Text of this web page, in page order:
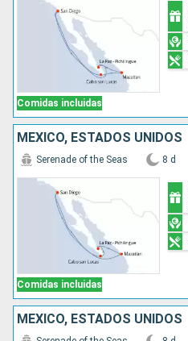
Comidas incluidas
MÉXICO, ESTADOS UNIDOS
Comidas incluidas
Serenade of the Seas 8 d
MÉXICO, ESTADOS UNIDOS